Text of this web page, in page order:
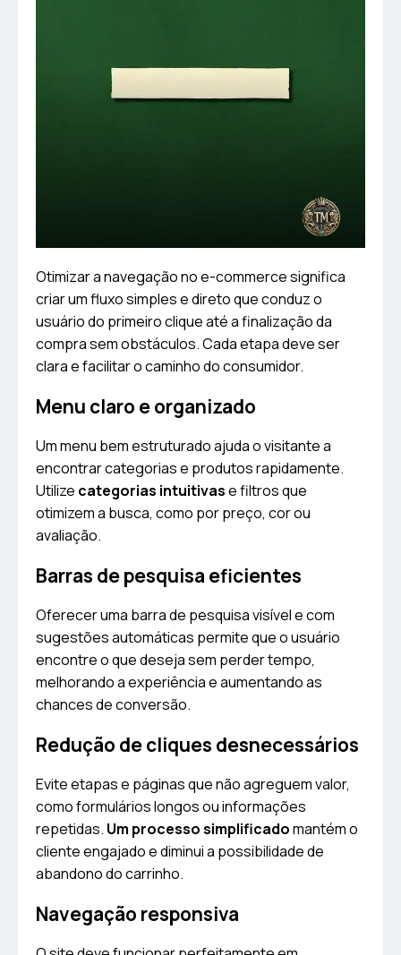
Otimizar a navegação no e-commerce significa
criar um fluxo simples e direto que conduz o
usuário do primeiro clique até a finalização da
compra sem obstáculos. Cada etapa deve ser
clara e facilitar o caminho do consumidor.
Menu claro e organizado
Um menu bem estruturado ajuda o visitante a
encontrar categorias e produtos rapidamente.
Utilize categorias intuitivase filtros que
otimizem a busca, como por preço, cor ou
avaliação.
Barras de pesquisa eficientes
Oferecer uma barra de pesquisa visível e com
sugestões automáticas permite que o usuário
encontre o que deseja sem perder tempo,
melhorando a experiência e aumentando as
chances de conversão.
Redução de cliques desnecessários
Evite etapas e páginas que não agreguem valor,
como formulários longos ou informações
repetidas. Um processo simplificadomantém o
cliente engajado e diminui a possibilidade de
abandono do carrinho.
Navegação responsiva